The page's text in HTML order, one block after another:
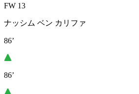
FW 13
ナッシム ベン カリファ
86’
86’